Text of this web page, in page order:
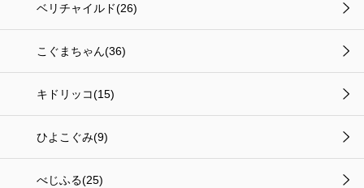
ベリチャイルド(26)
こぐまちゃん(36)
キドリッコ(15)
ひよこぐみ(9)
べじふる(25)